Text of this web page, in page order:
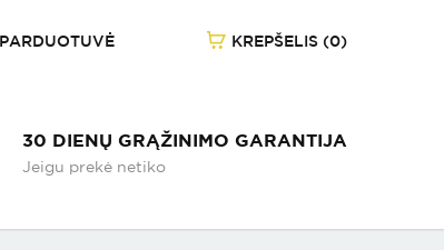
PARDUOTUVĖ KREPŠELIS (0)
1/-
30 DIENŲ GRĄŽINIMO GARANTIJA
Jeigu prekė netiko